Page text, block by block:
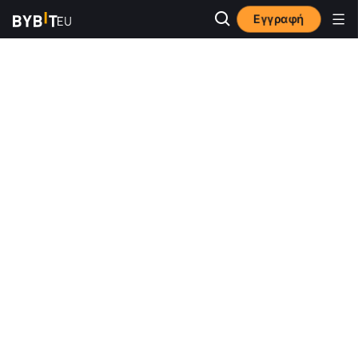
Εγγραφή